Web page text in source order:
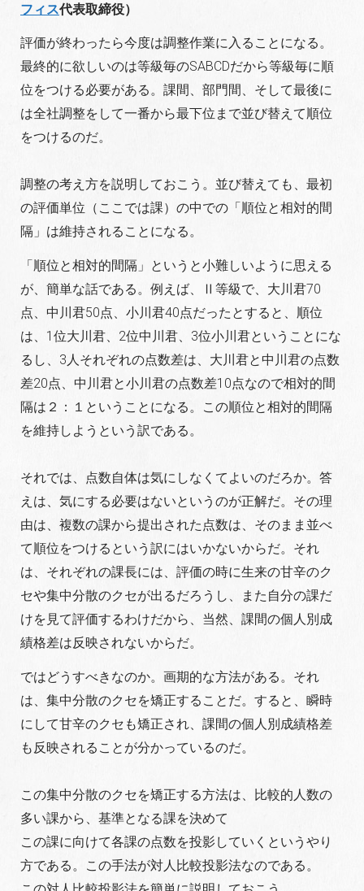
フィス代表取締役）
評価が終わったら今度は調整作業に入ることになる。
最終的に欲しいのは等級毎のSABCDだから等級毎に順
位をつける必要がある。課間、部門間、そして最後に
は全社調整をして一番から最下位まで並び替えて順位
をつけるのだ。
調整の考え方を説明しておこう。並び替えても、最初
の評価単位（ここでは課）の中での「順位と相対的間
隔」は維持されることになる。
「順位と相対的間隔」というと小難しいように思える
が、簡単な話である。例えば、Ⅱ等級で、大川君70
点、中川君50点、小川君40点だったとすると、順位
は、1位大川君、2位中川君、3位小川君ということにな
るし、3人それぞれの点数差は、大川君と中川君の点数
差20点、中川君と小川君の点数差10点なので相対的間
隔は２：１ということになる。この順位と相対的間隔
を維持しようという訳である。
それでは、点数自体は気にしなくてよいのだろか。答
えは、気にする必要はないというのが正解だ。その理
由は、複数の課から提出された点数は、そのまま並べ
て順位をつけるという訳にはいかないからだ。それ
は、それぞれの課長には、評価の時に生来の甘辛のク
セや集中分散のクセが出るだろうし、また自分の課だ
けを見て評価するわけだから、当然、課間の個人別成
績格差は反映されないからだ。
ではどうすべきなのか。画期的な方法がある。それ
は、集中分散のクセを矯正することだ。すると、瞬時
にして甘辛のクセも矯正され、課間の個人別成績格差
も反映されることが分かっているのだ。
この集中分散のクセを矯正する方法は、比較的人数の
多い課から、基準となる課を決めて
この課に向けて各課の点数を投影していくというやり
方である。この手法が対人比較投影法なのである。